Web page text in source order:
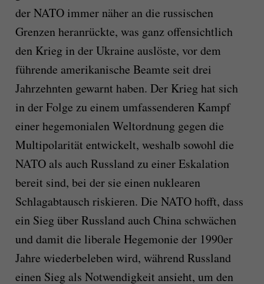
der NATO immer näher an die russischen
Grenzen heranrückte, was ganz offensichtlich
den Krieg in der Ukraine auslöste, vor dem
führende amerikanische Beamte seit drei
Jahrzehnten gewarnt haben. Der Krieg hat sich
in der Folge zu einem umfassenderen Kampf
einer hegemonialen Weltordnung gegen die
Multipolarität entwickelt, weshalb sowohl die
NATO als auch Russland zu einer Eskalation
bereit sind, bei der sie einen nuklearen
Schlagabtausch riskieren. Die NATO hofft, dass
ein Sieg über Russland auch China schwächen
und damit die liberale Hegemonie der 1990er
Jahre wiederbeleben wird, während Russland
einen Sieg als Notwendigkeit ansieht, um den